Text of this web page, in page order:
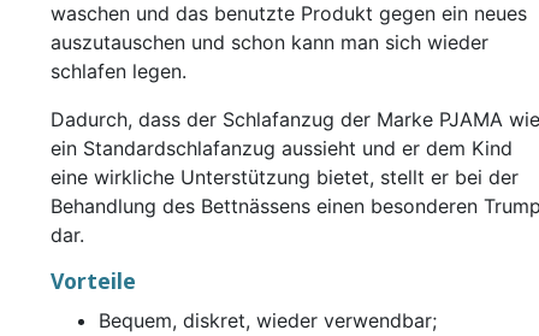
waschen und das benutzte Produkt gegen ein neues
auszutauschen und schon kann man sich wieder
schlafen legen.
Dadurch, dass der Schlafanzug der Marke PJAMA wie
ein Standardschlafanzug aussieht und er dem Kind
eine wirkliche Unterstützung bietet, stellt er bei der
Behandlung des Bettnässens einen besonderen
dar.
Vorteile
Bequem, diskret, wieder verwendbar;